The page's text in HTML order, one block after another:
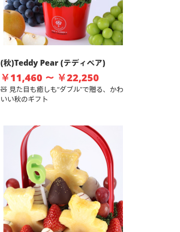
(秋)Teddy Pear (テディペア)
￥11,460 ～ ￥22,250
🧸 見た目も癒しも“ダブル”で贈る、かわ
いい秋のギフト